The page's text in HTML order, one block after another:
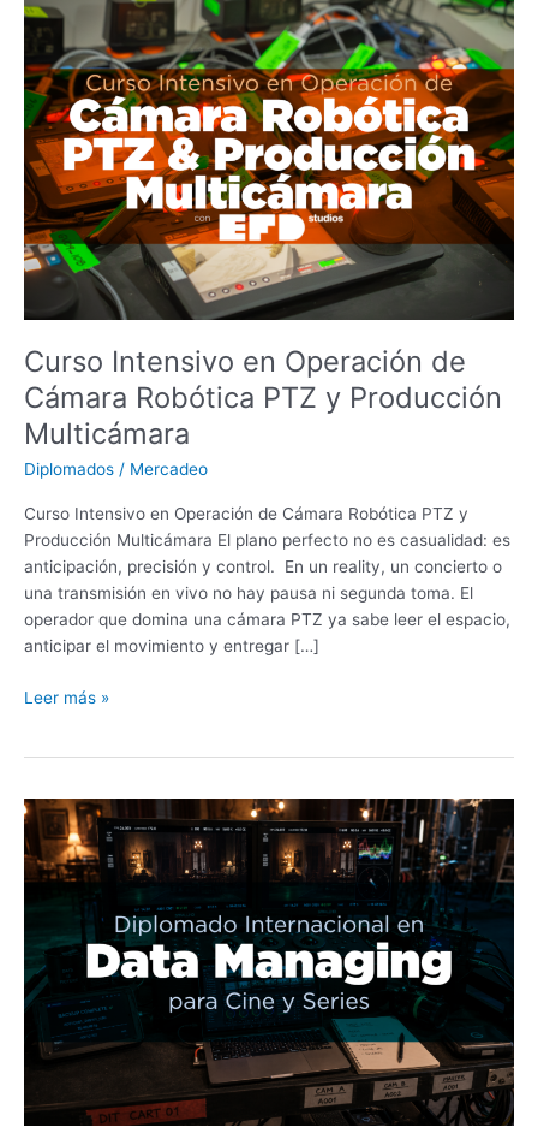
Curso Intensivo en Operación de
Cámara Robótica PTZ y Producción
Multicámara
Diplomados / Mercadeo
Curso Intensivo en Operación de Cámara Robótica PTZ y
Producción Multicámara El plano perfecto no es casualidad: es
anticipación, precisión y control. En un reality, un concierto o
una transmisión en vivo no hay pausa ni segunda toma. El
operador que domina una cámara PTZ ya sabe leer el espacio,
anticipar el movimiento y entregar […]
Curso
Intensivo
Operación
de
Cámara
Robótica
PTZ
y
Producción
Multicámara
Leer más »
Diplomado
Internacional
en
Managing
para
Cine
y
Series